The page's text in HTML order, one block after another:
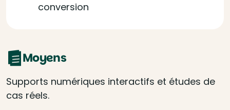
conversion
Moyens
Supports numériques interactifs et études de
cas réels.